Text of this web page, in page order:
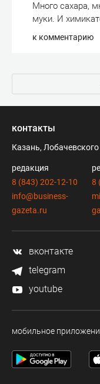
Много сахара,
муки. И
к комментарию
контакты
Казань, Лобачевского
редакция
8 (843) 202-12-10
info@business-
gazeta.ru
8
вконтакте
telegram
youtube
мобильное